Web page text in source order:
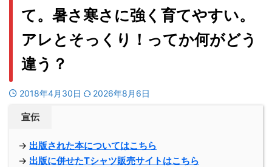
て。暑さ寒さに強く育てやすい。
アレとそっくり！ってか何がどう
違う？
2018年4月30日 2026年8月6日
宣伝
→ 出版された本についてはこちら
→ 出版に併せたTシャツ販売サイトはこちら